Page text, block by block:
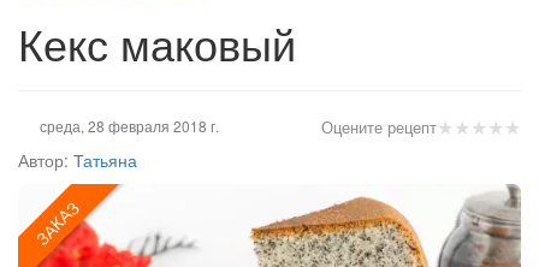
Кекс маковый
★★★★★
Оцените рецепт
среда, 28 февраля 2018 г.
Автор: Татьяна
ЗАКАЗ